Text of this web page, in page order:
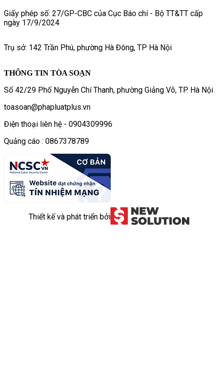
Giấy phép số: 27/GP-CBC của Cục Báo chí - Bộ TT&TT cấp
ngày 17/9/2024
Trụ sở: 142 Trần Phú, phường Hà Đông, TP Hà Nội
THÔNG TIN TÒA SOẠN
Số 42/29 Phố Nguyễn Chí Thanh, phường Giảng Võ, TP. Hà Nội
toasoan@phapluatplus.vn
Điện thoại liên hệ - 0904309996
Quảng cáo : 0867378789
Thiết kế và phát triển bởi